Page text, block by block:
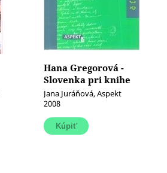
Hana Gregorová -
Slovenka pri knihe
(Čítanka)
Jana Juráňová, Aspekt
2008